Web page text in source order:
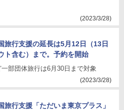
(2023/3/28)
旅行支援の延長は5月12日（13日
ト含む）まで。予約を開始
部団体旅行は6月30日まで対象
(2023/3/28)
旅行支援「ただいま東京プラス」